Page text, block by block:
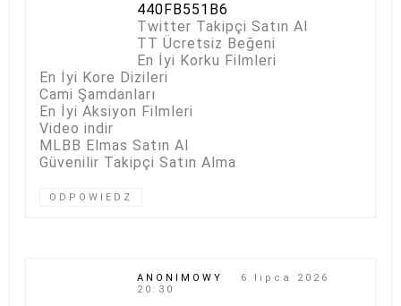
440FB551B6
Twitter Takipçi Satın Al
TT Ücretsiz Beğeni
En İyi Korku Filmleri
En İyi Kore Dizileri
Cami Şamdanları
En İyi Aksiyon Filmleri
Video indir
MLBB Elmas Satın Al
Güvenilir Takipçi Satın Alma
ODPOWIEDZ
ANONIMOWY
6 lipca 2026
20:30